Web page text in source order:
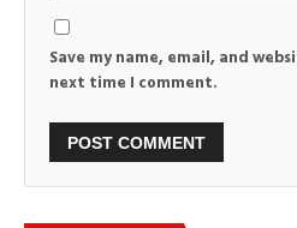
Save my name, email, and
next time I comment.